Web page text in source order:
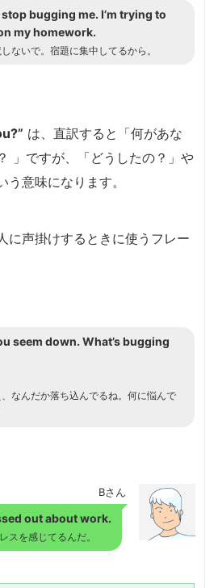
stop bugging me. I’m trying to
my homework.
ないで。宿題に集中してるから。
は、直訳すると「何があな
」ですが、「どうしたの？」や
う意味になります。
に声掛けするときに使うフレー
seem down. What’s bugging
なんだか落ち込んでるね。何に悩んで
Bさん
out about work.
スを感じてるんだ。